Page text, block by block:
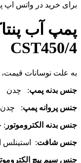
برای خرید در واتس اپ
CST450/4
به علت نوسانات قیمت،
جنس بدنه پمپ: چدن
جنس پروانه پمپ: چدن
جنس بدنه الکتروموتور :
جنس شافت: استینلس
جنس سیم پیچ